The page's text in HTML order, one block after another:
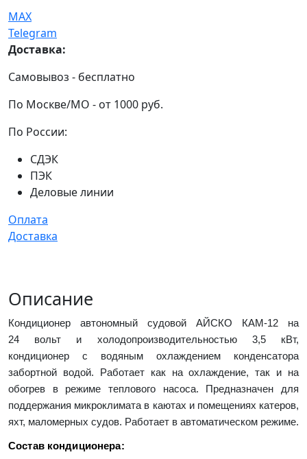
MAX
Telegram
Доставка:
Самовывоз - бесплатно
По Москве/МО - от 1000 руб.
По России:
СДЭК
ПЭК
Деловые линии
Оплата
Доставка
Описание
Кондиционер автономный судовой АЙСКО КАМ-12 на
24 вольт и холодопроизводительностью 3,5 кВт,
кондиционер с водяным охлаждением конденсатора
забортной водой. Работает как на охлаждение, так и на
обогрев в режиме теплового насоса. Предназначен для
поддержания микроклимата в каютах и помещениях катеров,
яхт, маломерных судов. Работает в автоматическом режиме.
Состав кондиционера: